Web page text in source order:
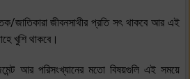
জাতিকারা জীবনসাথীর প্রতি সৎ থাকবে আর এই
খুশি থাকবে।
আর পরিসংখ্যানের মতো বিষয়গুলি এই সময়ে